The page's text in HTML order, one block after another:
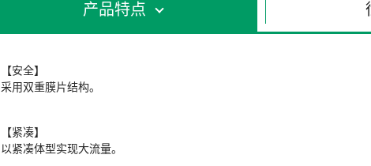
产品特点
【安全】
采用双重膜片结构。
【紧凑】
以紧凑体型实现大流量。